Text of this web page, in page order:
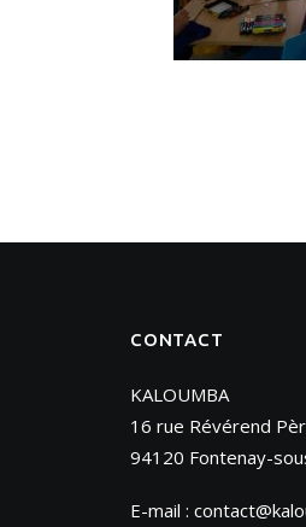
CONTACT
KALOUMBA
16 rue Révérend
94120 Fontenay-
E-mail :